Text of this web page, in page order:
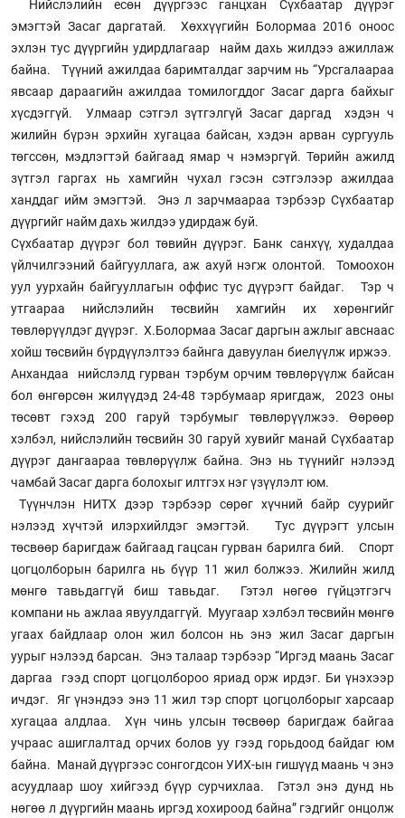
Нийслэлийн есөн дүүргээс ганцхан Сүхбаатар дүүрэг
эмэгтэй Засаг даргатай. Хөххүүгийн Болормаа 2016 оноос
эхлэн тус дүүргийн удирдлагаар найм дахь жилдээ ажиллаж
байна. Түүний ажилдаа баримталдаг зарчим нь “Урсгалаараа
явсаар дараагийн ажилдаа томилогддог Засаг дарга байхыг
хүсдэггүй. Улмаар сэтгэл зүтгэлгүй Засаг даргад хэдэн ч
жилийн бүрэн эрхийн хугацаа байсан, хэдэн арван сургууль
төгссөн, мэдлэгтэй байгаад ямар ч нэмэргүй. Төрийн ажилд
зүтгэл гаргах нь хамгийн чухал гэсэн сэтгэлээр ажилдаа
ханддаг ийм эмэгтэй. Энэ л зарчмаараа тэрбээр Сүхбаатар
дүүргийг найм дахь жилдээ удирдаж буй.
Сүхбаатар дүүрэг бол төвийн дүүрэг. Банк санхүү, худалдаа
үйлчилгээний байгууллага, аж ахуй нэгж олонтой. Томоохон
уул уурхайн байгууллагын оффис тус дүүрэгт байдаг. Тэр ч
утгаараа нийслэлийн төсвийн хамгийн их хөрөнгийг
төвлөрүүлдэг дүүрэг. Х.Болормаа Засаг даргын ажлыг авснаас
хойш төсвийн бүрдүүлэлтээ байнга давуулан биелүүлж иржээ.
Анхандаа нийслэлд гурван тэрбум орчим төвлөрүүлж байсан
бол өнгөрсөн жилүүдэд 24-48 тэрбумаар яригдаж, 2023 оны
төсөвт гэхэд 200 гаруй тэрбумыг төвлөрүүлжээ. Өөрөөр
хэлбэл, нийслэлийн төсвийн 30 гаруй хувийг манай Сүхбаатар
дүүрэг дангаараа төвлөрүүлж байна. Энэ нь түүнийг нэлээд
чамбай Засаг дарга болохыг илтгэх нэг үзүүлэлт юм.
Түүнчлэн НИТХ дээр тэрбээр сөрөг хүчний байр суурийг
нэлээд хүчтэй илэрхийлдэг эмэгтэй. Тус дүүрэгт улсын
төсвөөр баригдаж байгаад гацсан гурван барилга бий. Спорт
цогцолборын барилга нь бүүр 11 жил болжээ. Жилийн жилд
мөнгө тавьдаггүй биш тавьдаг. Гэтэл нөгөө гүйцэтгэгч
компани нь ажлаа явуулдаггүй. Муугаар хэлбэл төсвийн мөнгө
угаах байдлаар олон жил болсон нь энэ жил Засаг даргын
уурыг нэлээд барсан. Энэ талаар тэрбээр “Иргэд маань Засаг
даргаа гээд спорт цогцолбороо яриад орж ирдэг. Би үнэхээр
ичдэг. Яг үнэндээ энэ 11 жил тэр спорт цогцолборыг харсаар
хугацаа алдлаа. Хүн чинь улсын төсвөөр баригдаж байгаа
учраас ашиглалтад орчих болов уу гээд горьдоод байдаг юм
байна. Манай дүүргээс сонгогдсон УИХ-ын гишүүд маань ч энэ
асуудлаар шоу хийгээд бүүр сурчихлаа. Гэтэл энэ дунд нь
нөгөө л дүүргийн маань иргэд хохироод байна” гэдгийг онцолж